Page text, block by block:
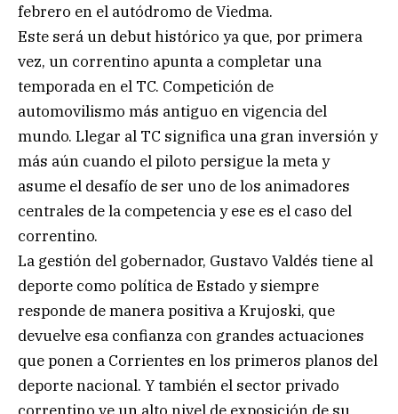
febrero en el autódromo de Viedma.
Este será un debut histórico ya que, por primera
vez, un correntino apunta a completar una
temporada en el TC. Competición de
automovilismo más antiguo en vigencia del
mundo. Llegar al TC significa una gran inversión y
más aún cuando el piloto persigue la meta y
asume el desafío de ser uno de los animadores
centrales de la competencia y ese es el caso del
correntino.
La gestión del gobernador, Gustavo Valdés tiene al
deporte como política de Estado y siempre
responde de manera positiva a Krujoski, que
devuelve esa confianza con grandes actuaciones
que ponen a Corrientes en los primeros planos del
deporte nacional. Y también el sector privado